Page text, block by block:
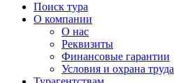
Поиск тура
О компании
О нас
Реквизиты
Финансовые гарантии
Условия и охрана труда